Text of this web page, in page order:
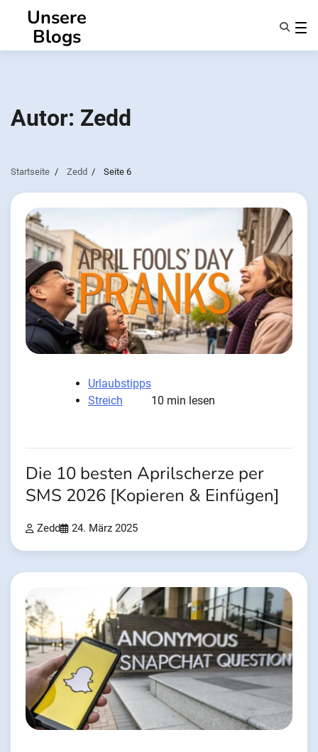
springen
Unsere
Blogs
Benachrichtigen Sie Partner
Autor: Zedd
Startseite Zedd Seite 6
Urlaubstipps
Streich
10 min lesen
Die 10 besten Aprilscherze per
SMS 2026 [Kopieren & Einfügen]
Zedd 24. März 2025